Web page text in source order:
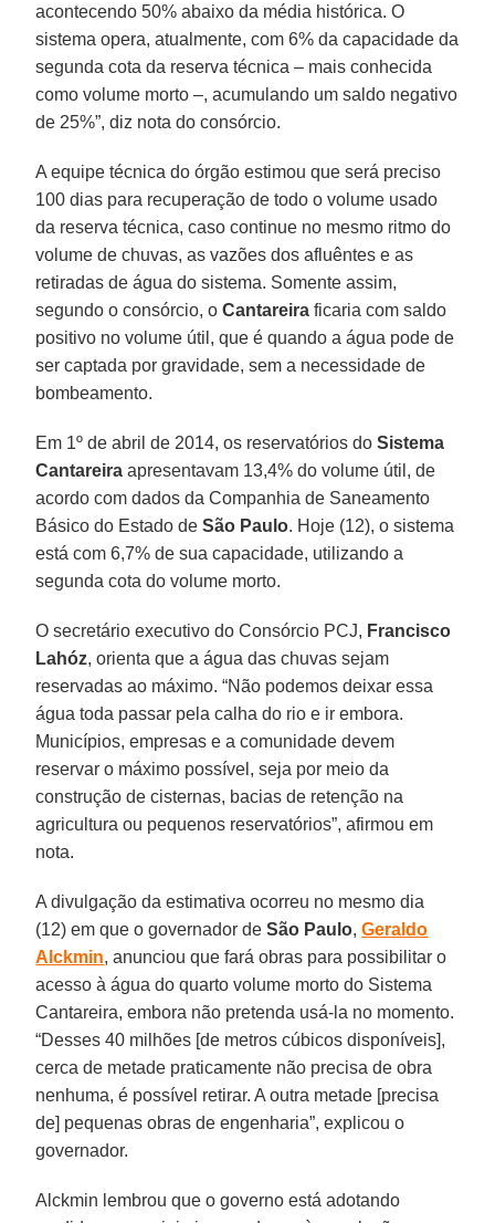
acontecendo 50% abaixo da média histórica. O
sistema opera, atualmente, com 6% da capacidade da
segunda cota da reserva técnica – mais conhecida
como volume morto –, acumulando um saldo negativo
de 25%”, diz nota do consórcio.
A equipe técnica do órgão estimou que será preciso
100 dias para recuperação de todo o volume usado
da reserva técnica, caso continue no mesmo ritmo do
volume de chuvas, as vazões dos afluêntes e as
retiradas de água do sistema. Somente assim,
segundo o consórcio, oCantareira ficaria com saldo
positivo no volume útil, que é quando a água pode de
ser captada por gravidade, sem a necessidade de
bombeamento.
Em 1º de abril de 2014, os reservatórios doSistema
Cantareira apresentavam 13,4% do volume útil, de
acordo com dados da Companhia de Saneamento
Básico do Estado deSão Paulo. Hoje (12), o sistema
está com 6,7% de sua capacidade, utilizando a
segunda cota do volume morto.
O secretário executivo do Consórcio PCJ, Francisco
Lahóz, orienta que a água das chuvas sejam
reservadas ao máximo. “Não podemos deixar essa
água toda passar pela calha do rio e ir embora.
Municípios, empresas e a comunidade devem
reservar o máximo possível, seja por meio da
construção de cisternas, bacias de retenção na
agricultura ou pequenos reservatórios”, afirmou em
nota.
A divulgação da estimativa ocorreu no mesmo dia
(12) em que o governador deSão Paulo,Geraldo
Alckmin, anunciou que fará obras para possibilitar o
acesso à água do quarto volume morto do Sistema
Cantareira, embora não pretenda usá-la no momento.
“Desses 40 milhões [de metros cúbicos disponíveis],
cerca de metade praticamente não precisa de obra
nenhuma, é possível retirar. A outra metade [precisa
de] pequenas obras de engenharia”, explicou o
governador.
Alckmin lembrou que o governo está adotando